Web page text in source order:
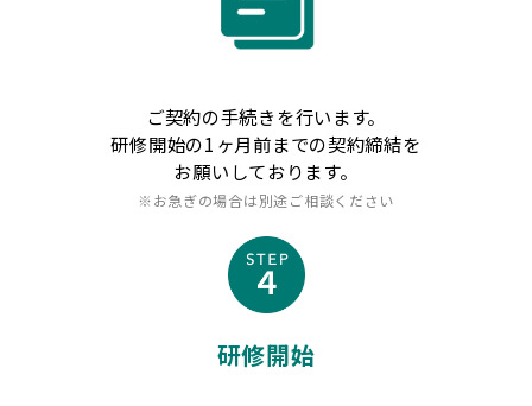
ご契約の手続きを行います。
研修開始の1ヶ月前までの契約締結を
お願いしております。
※お急ぎの場合は別途ご相談ください
研修開始